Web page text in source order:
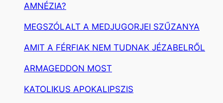
AMNÉZIA?
MEGSZÓLALT A MEDJUGORJEI SZŰZANYA
AMIT A FÉRFIAK NEM TUDNAK JÉZABELRŐL
ARMAGEDDON MOST
KATOLIKUS APOKALIPSZIS